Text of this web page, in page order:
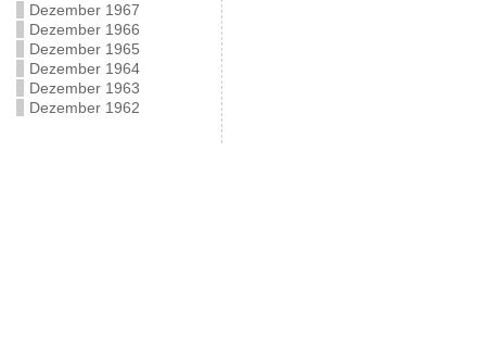
Dezember 1967
Dezember 1966
Dezember 1965
Dezember 1964
Dezember 1963
Dezember 1962